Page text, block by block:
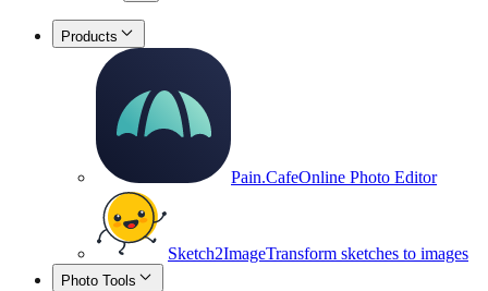
Products
Pain.CafeOnline Photo Editor
Sketch2ImageTransform sketches to images
Photo Tools